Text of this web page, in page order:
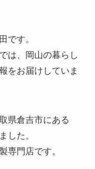
です。
は、岡山の暮らし
をお届けしていま
県倉吉市にある
した。
専門店です。